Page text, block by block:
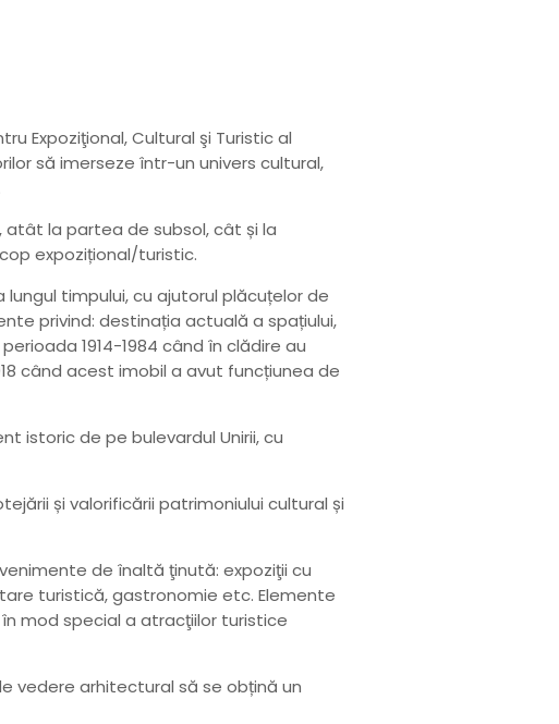
Expoziţional, Cultural şi Turistic al
să imerseze într-un univers cultural,
atât la partea de subsol, cât și la
expozițional/turistic.
timpului, cu ajutorul plăcuțelor de
privind: destinația actuală a spațiului,
1914-1984 când în clădire au
când acest imobil a avut funcțiunea de
istoric de pe bulevardul Unirii, cu
și valorificării patrimoniului cultural și
de înaltă ţinută: expoziţii cu
turistică, gastronomie etc. Elemente
mod special a atracţiilor turistice
vedere arhitectural să se obțină un